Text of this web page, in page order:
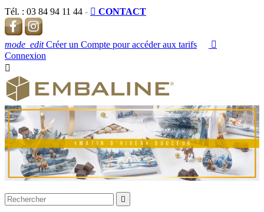
Tél. : 03 84 94 11 44 -  CONTACT
mode_edit Créer un Compte pour accéder aux tarifs

Connexion

